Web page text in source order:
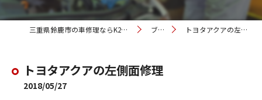
三重県鈴鹿市の車修理ならK2ファクトリー ブログ トヨタアクアの左側面修理
トヨタアクアの左側面修理
2018/05/27